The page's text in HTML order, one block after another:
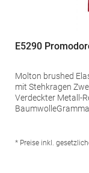
E5290
Molton brushed Elasthan-Bündchen an Arm und Saum Jacke
mit Stehkragen Zwei Seitentaschen mit Reißverschluss
Verdeckter Metall-Reißverschluss
5290Hersteller:
* Preise inkl.